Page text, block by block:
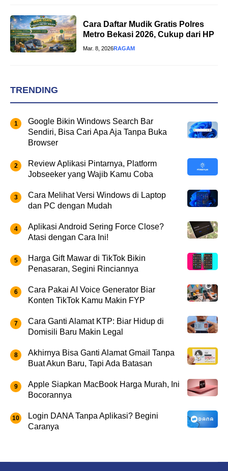
Cara Daftar Mudik Gratis Polres
Metro Bekasi 2026, Cukup dari HP
Mar. 8, 2026RAGAM
TRENDING
Google Bikin Windows Search Bar
Sendiri, Bisa Cari Apa Aja Tanpa Buka
Browser
Review Aplikasi Pintarnya, Platform
Jobseeker yang Wajib Kamu Coba
Cara Melihat Versi Windows di Laptop
dan PC dengan Mudah
Aplikasi Android Sering Force Close?
Atasi dengan Cara Ini!
Harga Gift Mawar di TikTok Bikin
Penasaran, Segini Rinciannya
Cara Pakai AI Voice Generator Biar
Konten TikTok Kamu Makin FYP
Cara Ganti Alamat KTP: Biar Hidup di
Domisili Baru Makin Legal
Akhirnya Bisa Ganti Alamat Gmail Tanpa
Buat Akun Baru, Tapi Ada Batasan
Apple Siapkan MacBook Harga Murah, Ini
Bocorannya
Login DANA Tanpa Aplikasi? Begini
Caranya